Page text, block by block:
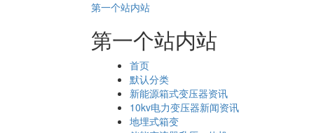
第一个站内站
第一个站内站
首页
默认分类
新能源箱式变压器资讯
10kv电力变压器新闻资讯
地埋式箱变